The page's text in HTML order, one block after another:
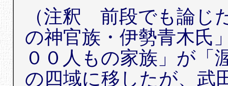
（注釈 前段でも論じ
の神官族・伊勢青木氏
００人もの家族」が「
の四域に移したが、武